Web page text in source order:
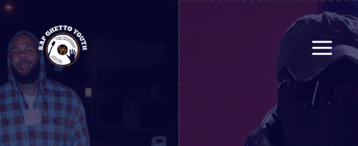
Skip
content